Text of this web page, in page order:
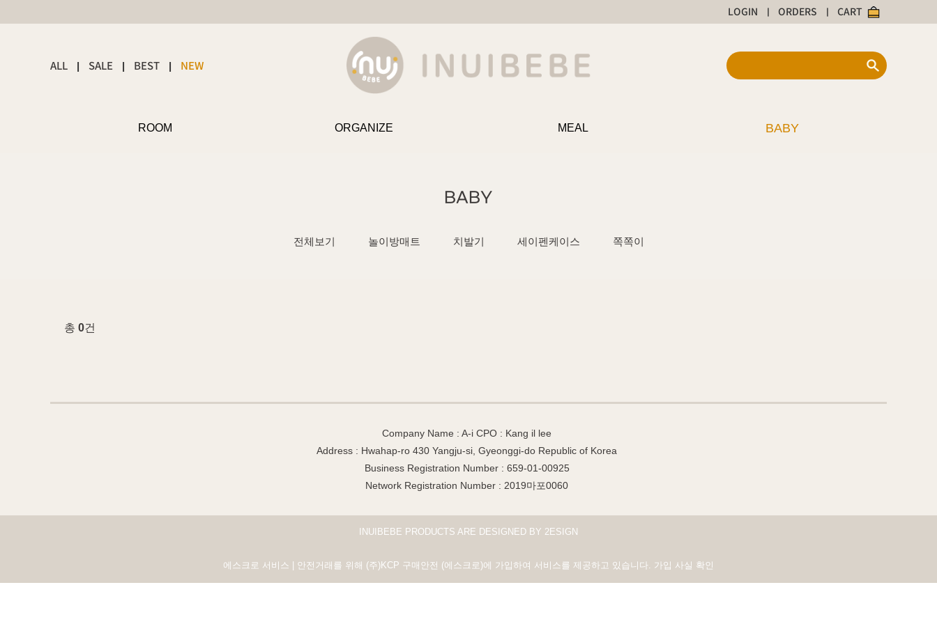
LOGIN | ORDERS | CART
ALL | SALE | BEST | NEW
ROOM ORGANIZE MEAL BABY
BABY
전체보기 놀이방매트 치발기 세이펜케이스 쪽쪽이
총 0건
Company Name : A-i CPO : Kang il lee
Address : Hwahap-ro 430 Yangju-si, Gyeonggi-do Republic of Korea
Business Registration Number : 659-01-00925
Network Registration Number : 2019마포0060
INUIBEBE PRODUCTS ARE DESIGNED BY 2ESIGN
에스크로 서비스 | 안전거래를 위해 (주)KCP 구매안전 (에스크로)에 가입하여 서비스를 제공하고 있습니다. 가입 사실 확인